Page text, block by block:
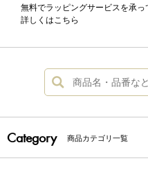
無料でラッピングサービスを承っ
詳しくはこちら
Category 商品カテゴリ一覧